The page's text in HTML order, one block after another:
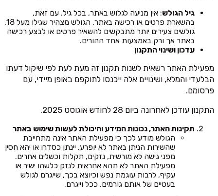
גיל הגולש: אין מניעה לגלוש באתר, בכל גיל. עם זאת,
בהשארת פרטים או רכישה באתר, הגולש מצהיר שגילו מעל 18.
גולשים צעירים יותר מתבקשים להשאיר פרטים או לבצע רכישה
באתר אך ורק באמצעות אחד ההורים.
עדכון ושינוי התקנון
מפעילת האתר רשאית לשנות תקנון זה מעת לעת לפי שיקול דעתו
הבלעדי והמלא, ושינויים אלה ייכנסו לתוקפם באופן מיידי, עם
פרסומם.
התקנון עודכן לאחרונה ביום 28 לחודש אוגוסט 2025.
תקינות האתר, נכונות המידע והיכולת לעשות שימוש באתר
הגולש מודע לכך כי מפעילת האתר אינה מתחייבת
שהשירות הניתן באתר לא יופרע, יינתן כסדרו או יהא חסין
מפני גישה לא מורשית, נזקים, תקלות וכשלים אחרים.
מפעילת האתר לא תהא אחראית לנזק כלשהו ישיר או
עקיף, לרבות עוגמת נפש וכיוצא בכך, שייגרם לגולש
בעטיים של אותם גורמים, ככל וייגרם.